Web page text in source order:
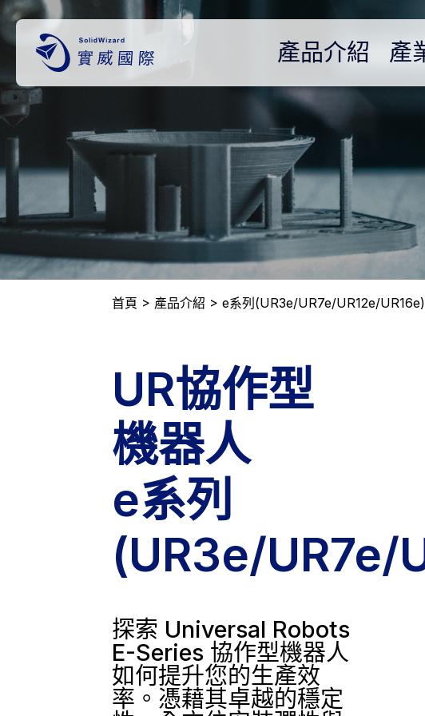
產品介紹 產
首頁 產品介紹 e系列(UR3e/UR7e/UR12e/UR16e)
UR協作型
機器人
e系列
(UR3e/UR7e/
探索 Universal Robots
E-Series 協作型機器人
如何提升您的生產效
率。憑藉其卓越的穩定